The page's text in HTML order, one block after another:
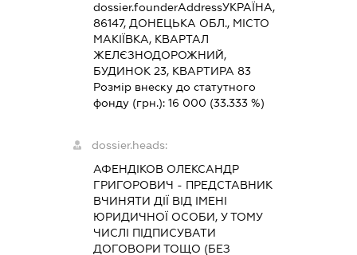
dossier.founderAddressУКРАЇНА,
86147, ДОНЕЦЬКА ОБЛ., МІСТО
МАКІЇВКА, КВАРТАЛ
ЖЕЛЄЗНОДОРОЖНИЙ,
БУДИНОК 23, КВАРТИРА 83
Розмір внеску до статутного
фонду (грн.):16 000 (33.333 %)
dossier.heads:
АФЕНДІКОВ ОЛЕКСАНДР
ГРИГОРОВИЧ - ПРЕДСТАВНИК
ВЧИНЯТИ ДІЇ ВІД ІМЕНІ
ЮРИДИЧНОЇ ОСОБИ, У ТОМУ
ЧИСЛІ ПІДПИСУВАТИ
ДОГОВОРИ ТОЩО (БЕЗ